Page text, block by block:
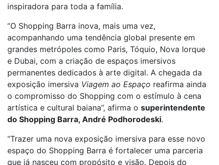
inspiradora para toda a família.
“O Shopping Barra inova, mais uma vez,
acompanhando uma tendência global presente em
grandes metrópoles como Paris, Tóquio, Nova Iorque
e Dubai, com a criação de espaços imersivos
permanentes dedicados à arte digital. A chegada da
exposição imersiva Viagem ao Espaço reafirma ainda
o compromisso do Shopping com o estímulo à cena
artística e cultural baiana”, afirma o superintendente
do Shopping Barra, André Podhorodeski.
“Trazer uma nova exposição imersiva para esse novo
espaço do Shopping Barra é fortalecer uma parceria
que já nasceu com propósito e visão. Depois do